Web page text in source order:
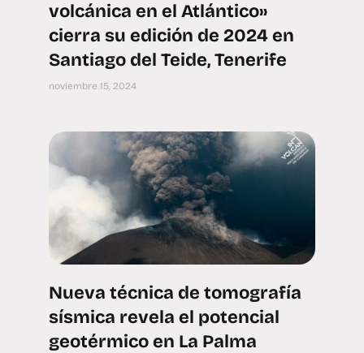
volcánica en el Atlántico»
cierra su edición de 2024 en
Santiago del Teide, Tenerife
noviembre 15, 2024
Nueva técnica de tomografía
sísmica revela el potencial
geotérmico en La Palma